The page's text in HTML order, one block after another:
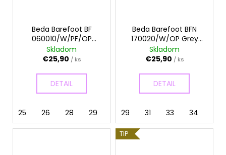
Beda Barefoot BF
060010/W/PF/OP
Candy - Papuče
Skladom
€25,90 / ks
DETAIL
25 26 28 29
Beda Barefoot BFN
170020/W/OP Grey
Formula - Papuče
Skladom
€25,90 / ks
DETAIL
29 31 33 34
TIP